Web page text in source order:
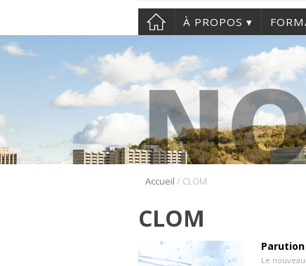
À PROPOS
Accueil / CLOM
CLOM
Parution
Le